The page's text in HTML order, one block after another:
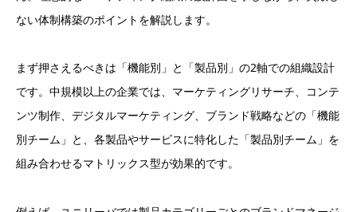
ない体制構築のポイントを解説します。
まず押さえるべきは「機能別」と「製品別」の2軸での組織設計
です。中規模以上の企業では、マーケティングリサーチ、コンテ
ンツ制作、デジタルマーケティング、ブランド戦略などの「機能
別チーム」と、各製品やサービスに特化した「製品別チーム」を
組み合わせるマトリックス型が効果的です。